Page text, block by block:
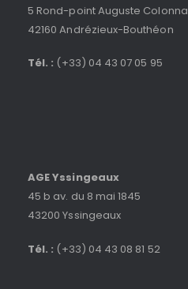
5 Rond-point Auguste Colonna
42160 Andrézieux-Bouthéon
Tél. : (+33) 04 43 07 05 95
AGE Yssingeaux
45 b av. du 8 mai 1845
43200 Yssingeaux
Tél. : (+33) 04 43 08 81 52